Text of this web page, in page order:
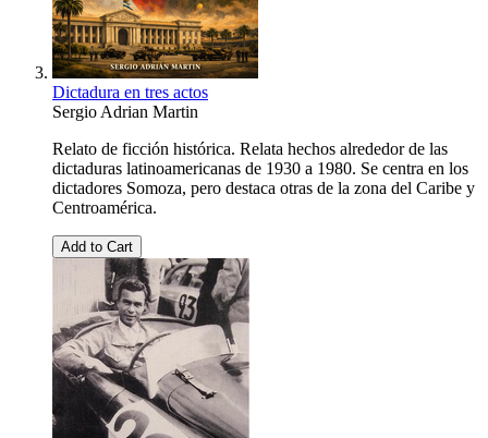
Dictadura en tres actos
Sergio Adrian Martin
Relato de ficción histórica. Relata hechos alrededor de las
dictaduras latinoamericanas de 1930 a 1980. Se centra en los
dictadores Somoza, pero destaca otras de la zona del Caribe y
Centroamérica.
Add to Cart